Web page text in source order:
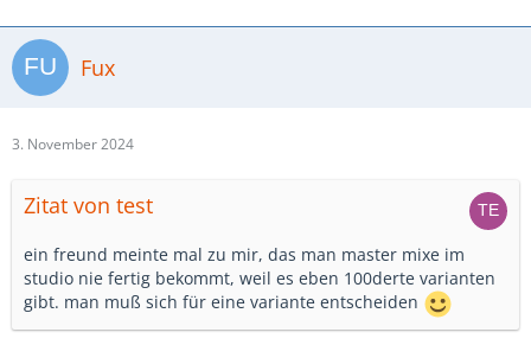
Fux
3. November 2024
Zitat von test
ein freund meinte mal zu mir, das man master mixe im
studio nie fertig bekommt, weil es eben 100derte varianten
gibt. man muß sich für eine variante entscheiden